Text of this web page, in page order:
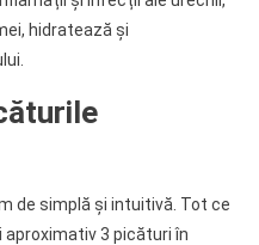
hidratează și
de simplă și intuitivă. Tot ce
3 picături în